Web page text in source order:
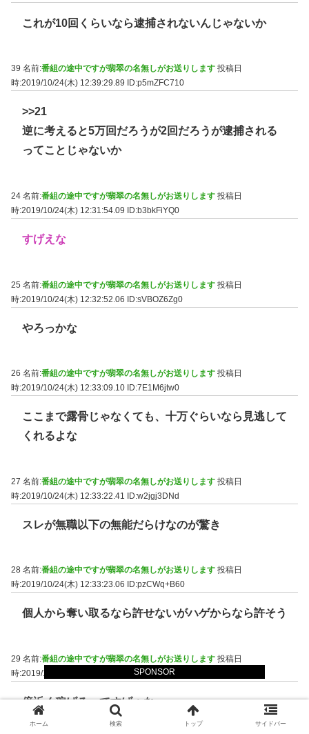
SPONSOR
これが10回くらいなら逮捕されないんじゃないか
39 名前:番組の途中ですが翡翠の名無しがお送りします 投稿日
時:2019/10/24(木) 12:39:29.89
ID:p5mZFC710
>>21
逆に考えると5万回だろうが2回だろうが逮捕される
ってことじゃないか
24 名前:番組の途中ですが翡翠の名無しがお送りします 投稿日
時:2019/10/24(木) 12:31:54.09
ID:b3bkFiYQ0
すげえな
25 名前:番組の途中ですが翡翠の名無しがお送りします 投稿日
時:2019/10/24(木) 12:32:52.06 ID:sVBOZ6Zg0
やろっかな
26 名前:番組の途中ですが翡翠の名無しがお送りします 投稿日
時:2019/10/24(木) 12:33:09.10 ID:7E1M6jtw0
ここまで露骨じゃなくても、十万ぐらいなら見逃して
くれるよな
27 名前:番組の途中ですが翡翠の名無しがお送りします 投稿日
時:2019/10/24(木) 12:33:22.41 ID:w2jgj3DNd
スレが無職以下の無能だらけなのが驚き
28 名前:番組の途中ですが翡翠の名無しがお送りします 投稿日
時:2019/10/24(木) 12:33:23.06
ID:pzCWq+B60
個人から奪い取るなら許せないがハゲからなら許そう
29 名前:番組の途中ですが翡翠の名無しがお送りします 投稿日
時:2019/10/24(木) 12:33:42.34
ID:Ig3S267V0
億近く稼げるってすげぇな
どうやってんのこれ・・・
ホーム 検索 トップ サイドバー